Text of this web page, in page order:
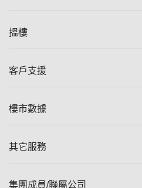
美聯集團
人才招募
搵樓
一手新盤
減價
美聯豪宅
獨家樓盤
租盤
客戶支援
自助放盤
查詢熱線
樓市數據
樓價指數
其它服務
屋苑專頁
集團成員/聯屬公司